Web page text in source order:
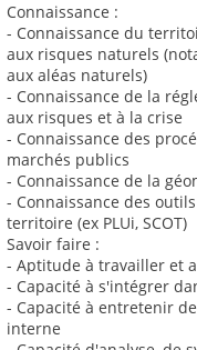
Connaissance :
- Connaissance du
aux risques naturels
aux aléas naturels)
- Connaissance de la
aux risques et à la crise
- Connaissance des
marchés publics
- Connaissance de la
- Connaissance des
territoire (ex PLUi, SCOT)
Savoir faire :
- Aptitude à travailler et
- Capacité à s'intégrer
- Capacité à entretenir
interne